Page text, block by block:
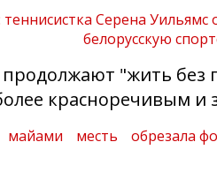
"жить без
красноречивым
майами месть обрезала